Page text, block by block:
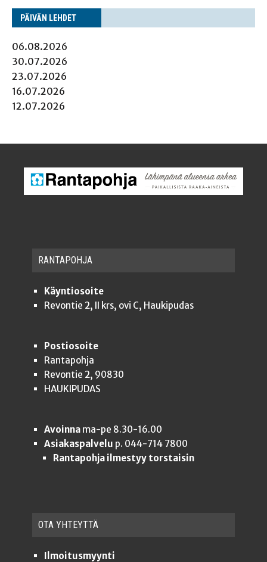
PÄI­VÄN LEHDET
06.08.2026
30.07.2026
23.07.2026
16.07.2026
12.07.2026
RAN­TA­POH­JA
Käyntiosoite
Revontie 2, II krs, ovi C, Haukipudas
Postiosoite
Rantapohja
Revontie 2, 90830
HAUKIPUDAS
Avoinnama-pe 8.30-16.00
Asiakaspalvelu p. 044-714 7800
Rantapohja ilmestyy torstaisin
OTA YHTEYT­TÄ
Ilmoitusmyynti